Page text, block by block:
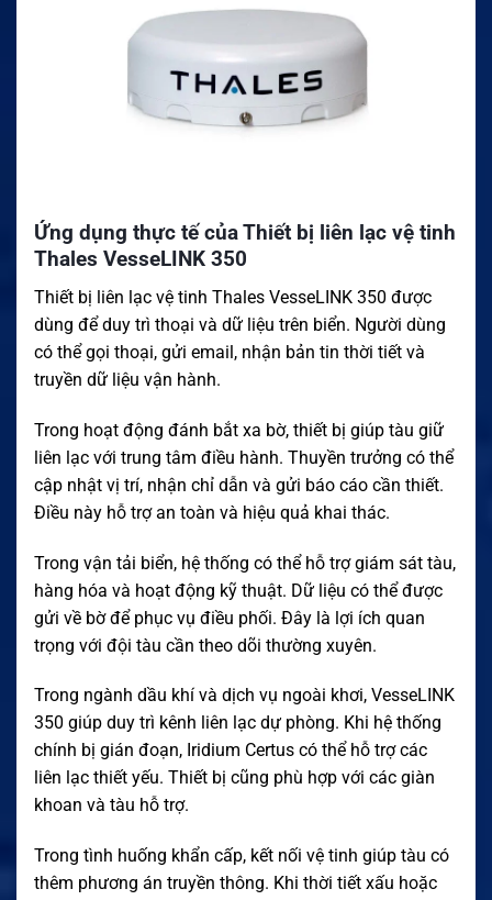
Ứng dụng thực tế của Thiết bị liên lạc vệ tinh
Thales VesseLINK 350
Thiết bị liên lạc vệ tinh Thales VesseLINK 350 được
dùng để duy trì thoại và dữ liệu trên biển. Người dùng
có thể gọi thoại, gửi email, nhận bản tin thời tiết và
truyền dữ liệu vận hành.
Trong hoạt động đánh bắt xa bờ, thiết bị giúp tàu giữ
liên lạc với trung tâm điều hành. Thuyền trưởng có thể
cập nhật vị trí, nhận chỉ dẫn và gửi báo cáo cần thiết.
Điều này hỗ trợ an toàn và hiệu quả khai thác.
Trong vận tải biển, hệ thống có thể hỗ trợ giám sát tàu,
hàng hóa và hoạt động kỹ thuật. Dữ liệu có thể được
gửi về bờ để phục vụ điều phối. Đây là lợi ích quan
trọng với đội tàu cần theo dõi thường xuyên.
Trong ngành dầu khí và dịch vụ ngoài khơi, VesseLINK
350 giúp duy trì kênh liên lạc dự phòng. Khi hệ thống
chính bị gián đoạn, Iridium Certus có thể hỗ trợ các
liên lạc thiết yếu. Thiết bị cũng phù hợp với các giàn
khoan và tàu hỗ trợ.
Trong tình huống khẩn cấp, kết nối vệ tinh giúp tàu có
thêm phương án truyền thông. Khi thời tiết xấu hoặc